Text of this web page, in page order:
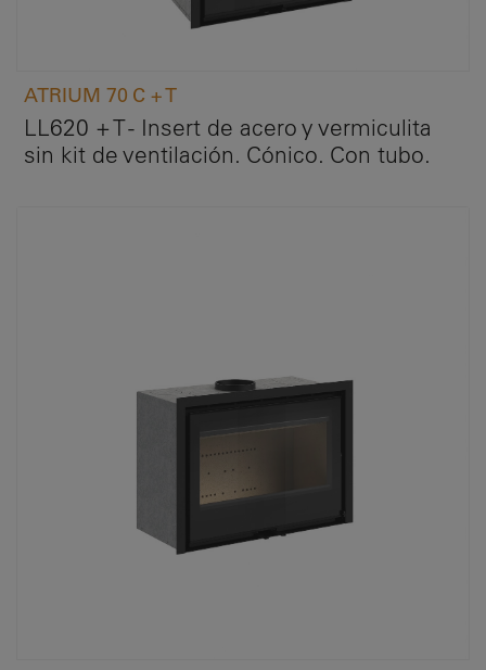
ATRIUM 70 C + T
LL620 + T - Insert de acero y vermiculita
sin kit de ventilación. Cónico. Con tubo.